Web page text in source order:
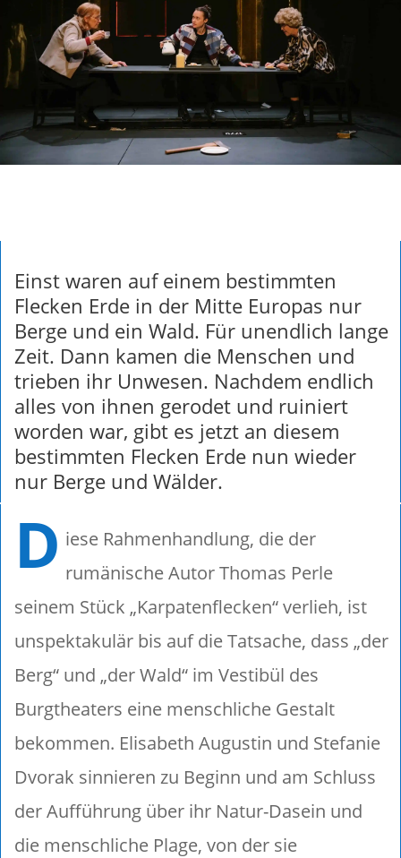
Einst waren auf einem bestimmten
Flecken Erde in der Mitte Europas nur
Berge und ein Wald. Für unendlich lange
Zeit. Dann kamen die Menschen und
trieben ihr Unwesen. Nachdem endlich
alles von ihnen gerodet und ruiniert
worden war, gibt es jetzt an diesem
bestimmten Flecken Erde nun wieder
nur Berge und Wälder.
D iese Rahmenhandlung, die der
rumänische Autor Thomas Perle
seinem Stück „Karpatenflecken“ verlieh, ist
unspektakulär bis auf die Tatsache, dass „der
Berg“ und „der Wald“ im Vestibül des
Burgtheaters eine menschliche Gestalt
bekommen. Elisabeth Augustin und Stefanie
Dvorak sinnieren zu Beginn und am Schluss
der Aufführung über ihr Natur-Dasein und
die menschliche Plage, von der sie